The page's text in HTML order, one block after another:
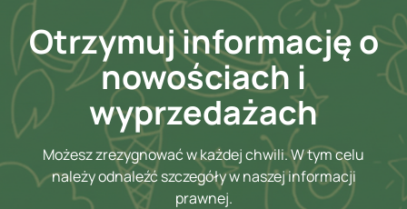
Otrzymuj informację o
nowościach i
wyprzedażach
Możesz zrezygnować w każdej chwili. W tym celu
należy odnaleźć szczegóły w naszej informacji
prawnej.